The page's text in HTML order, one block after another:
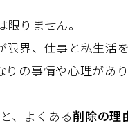
りません。
界、仕事と私生活
の事情や心理があり
と、よくある削除の理